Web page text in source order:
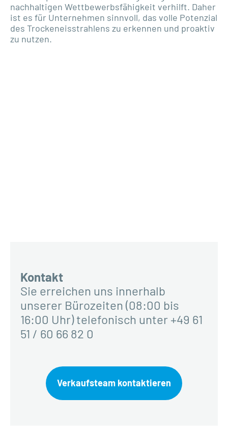
nachhaltigen Wettbewerbsfähigkeit verhilft. Daher
ist es für Unternehmen sinnvoll, das volle Potenzial
des Trockeneisstrahlens zu erkennen und proaktiv
zu nutzen.
Kontakt
Sie erreichen uns innerhalb
unserer Bürozeiten (08:00 bis
16:00 Uhr) telefonisch unter +49 61
51 / 60 66 82 0
Verkaufsteam kontaktieren